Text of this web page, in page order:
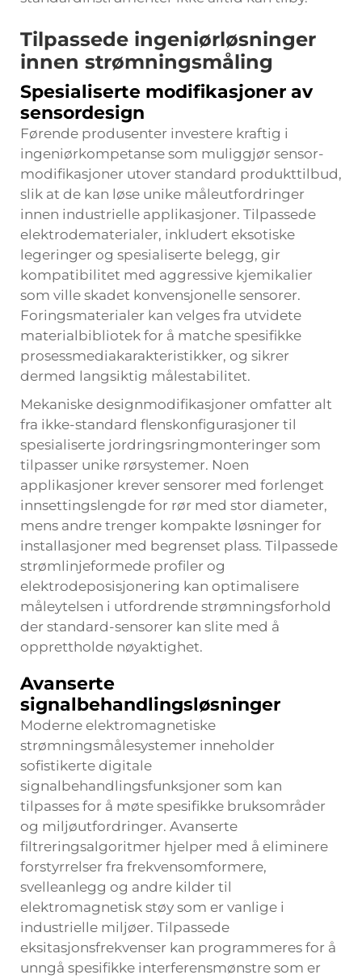
Tilpassede ingeniørløsninger
innen strømningsmåling
Spesialiserte modifikasjoner av
sensordesign
Førende produsenter investere kraftig i
ingeniørkompetanse som muliggjør sensor-
modifikasjoner utover standard produkttilbud,
slik at de kan løse unike måleutfordringer
innen industrielle applikasjoner. Tilpassede
elektrodematerialer, inkludert eksotiske
legeringer og spesialiserte belegg, gir
kompatibilitet med aggressive kjemikalier
som ville skadet konvensjonelle sensorer.
Foringsmaterialer kan velges fra utvidete
materialbibliotek for å matche spesifikke
prosessmediakarakteristikker, og sikrer
dermed langsiktig målestabilitet.
Mekaniske designmodifikasjoner omfatter alt
fra ikke-standard flenskonfigurasjoner til
spesialiserte jordringsringmonteringer som
tilpasser unike rørsystemer. Noen
applikasjoner krever sensorer med forlenget
innsettingslengde for rør med stor diameter,
mens andre trenger kompakte løsninger for
installasjoner med begrenset plass. Tilpassede
strømlinjeformede profiler og
elektrodeposisjonering kan optimalisere
måleytelsen i utfordrende strømningsforhold
der standard-sensorer kan slite med å
opprettholde nøyaktighet.
Avanserte
signalbehandlingsløsninger
Moderne elektromagnetiske
strømningsmålesystemer inneholder
sofistikerte digitale
signalbehandlingsfunksjoner som kan
tilpasses for å møte spesifikke bruksområder
og miljøutfordringer. Avanserte
filtreringsalgoritmer hjelper med å eliminere
forstyrrelser fra frekvensomformere,
svelleanlegg og andre kilder til
elektromagnetisk støy som er vanlige i
industrielle miljøer. Tilpassede
eksitasjonsfrekvenser kan programmeres for å
unngå spesifikke interferensmønstre som er